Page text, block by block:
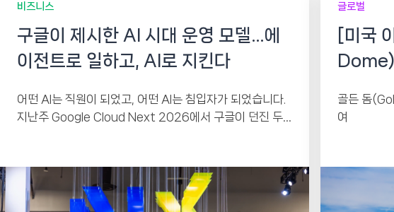
비즈니스
구글이 제시한 AI 시대 운영 모델…에
이전트로 일하고, AI로 지킨다
어떤 AI는 직원이 되었고, 어떤 AI는 침입자가 되었습니다.
지난주 Google Cloud Next 2026에서 구글이 던진 두
글로벌
[미국
Dome)
골든 돔
여